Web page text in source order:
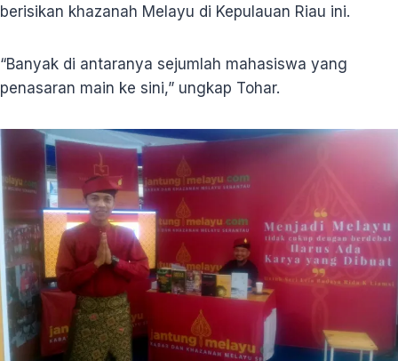
berisikan khazanah Melayu di Kepulauan Riau ini.
“Banyak di antaranya sejumlah mahasiswa yang
penasaran main ke sini,” ungkap Tohar.